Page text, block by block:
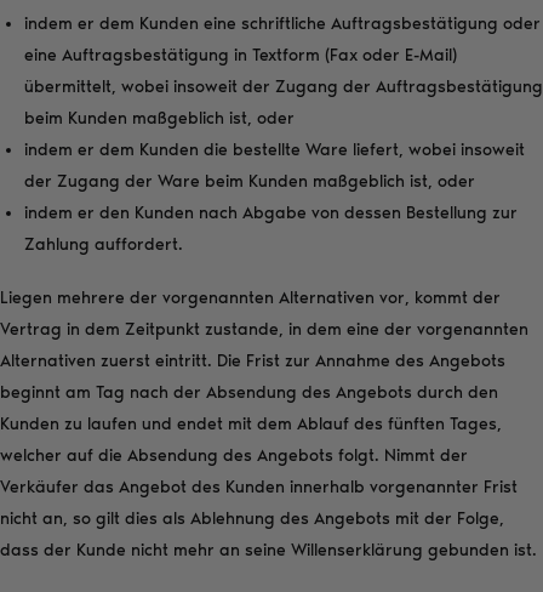
indem er dem Kunden eine schriftliche Auftragsbestätigung oder
eine Auftragsbestätigung in Textform (Fax oder E-Mail)
übermittelt, wobei insoweit der Zugang der Auftragsbestätigung
beim Kunden maßgeblich ist, oder
indem er dem Kunden die bestellte Ware liefert, wobei insoweit
der Zugang der Ware beim Kunden maßgeblich ist, oder
indem er den Kunden nach Abgabe von dessen Bestellung zur
Zahlung auffordert.
Liegen mehrere der vorgenannten Alternativen vor, kommt der
Vertrag in dem Zeitpunkt zustande, in dem eine der vorgenannten
Alternativen zuerst eintritt. Die Frist zur Annahme des Angebots
beginnt am Tag nach der Absendung des Angebots durch den
Kunden zu laufen und endet mit dem Ablauf des fünften Tages,
welcher auf die Absendung des Angebots folgt. Nimmt der
Verkäufer das Angebot des Kunden innerhalb vorgenannter Frist
nicht an, so gilt dies als Ablehnung des Angebots mit der Folge,
dass der Kunde nicht mehr an seine Willenserklärung gebunden ist.